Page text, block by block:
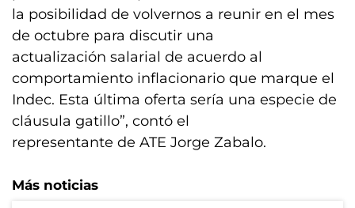
la posibilidad de volvernos a reunir en el mes
de octubre para discutir una
actualización salarial de acuerdo al
comportamiento inflacionario que marque el
Indec. Esta última oferta sería una especie de
cláusula gatillo”, contó el
representante de ATE Jorge Zabalo.
Más noticias